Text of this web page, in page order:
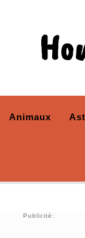
Animaux
Publicité: